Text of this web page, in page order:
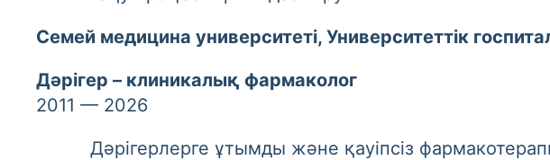
Семей медицина университеті, Университеттік
Дәрігер – клиникалық фармаколог
2011 — 2026
Дәрігерлерге ұтымды және қауіпсіз